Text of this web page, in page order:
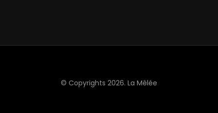
© Copyrights 2026. La Mêlée